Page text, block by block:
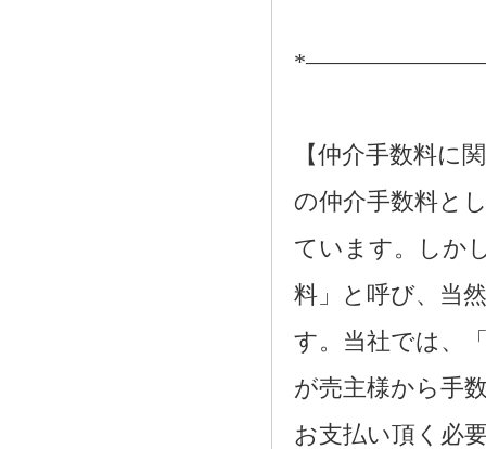
【仲介手数料に
の仲介手数料と
ています。しか
料」と呼び、当
す。当社では、
が売主様から手
お支払い頂く必